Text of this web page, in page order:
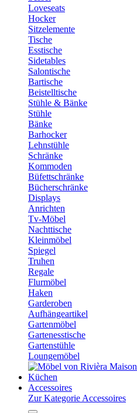
Loveseats
Hocker
Sitzelemente
Tische
Esstische
Sidetables
Salontische
Bartische
Beistelltische
Stühle & Bänke
Stühle
Bänke
Barhocker
Lehnstühle
Schränke
Kommoden
Büfettschränke
Bücherschränke
Displays
Anrichten
Tv-Möbel
Nachttische
Kleinmöbel
Spiegel
Truhen
Regale
Flurmöbel
Haken
Garderoben
Aufhängeartikel
Gartenmöbel
Gartenesstische
Gartenstühle
Loungemöbel
Küchen
Accessoires
Zur Kategorie Accessoires